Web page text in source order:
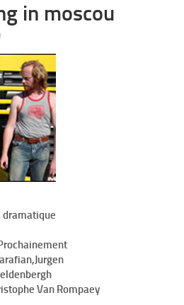
in moscou
dramatique
Van Rompaey